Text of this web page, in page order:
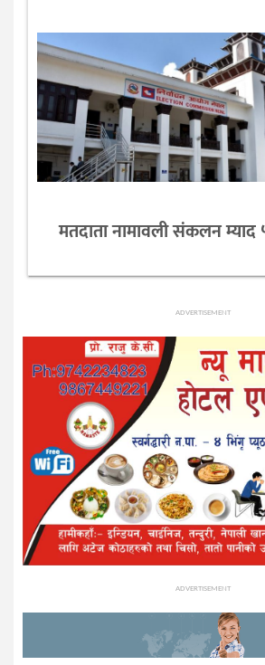
मतदाता नामावली संकलन म्याद
ADVERTISEMENT
ADVERTISEMENT